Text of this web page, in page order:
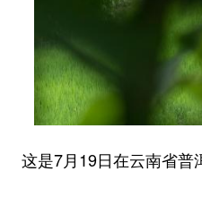
这是7月19日在云南省普